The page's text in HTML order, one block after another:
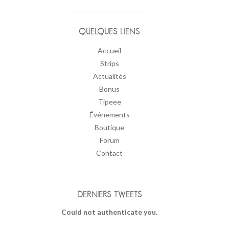
QUELQUES LIENS
Accueil
Strips
Actualités
Bonus
Tipeee
Événements
Boutique
Forum
Contact
DERNIERS TWEETS
Could not authenticate you.